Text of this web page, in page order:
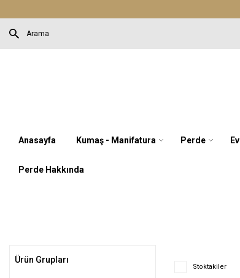
Anasayfa Kumaş - Manifatura Perde
Perde Hakkında
Ürün Grupları
Stoktakiler